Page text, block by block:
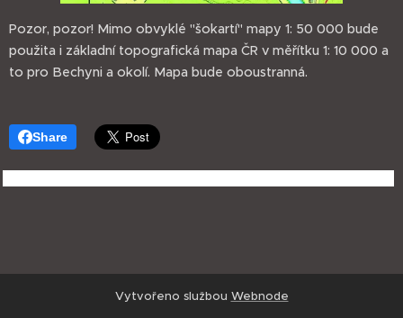
Pozor, pozor! Mimo obvyklé "šokartí" mapy 1: 50 000 bude
použita i základní topografická mapa ČR v měřítku 1: 10 000 a
to pro Bechyni a okolí. Mapa bude oboustranná.
Share
Vytvořeno službou Webnode